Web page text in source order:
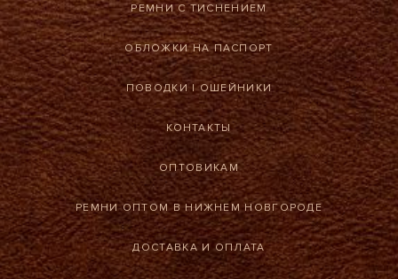
РЕМНИ С ТИСНЕНИЕМ
ОБЛОЖКИ НА ПАСПОРТ
ПОВОДКИ |ОШЕЙНИКИ
КОНТАКТЫ
ОПТОВИКАМ
РЕМНИ ОПТОМ В НИЖНЕМ НОВГОРОДЕ
ДОСТАВКА И ОПЛАТА